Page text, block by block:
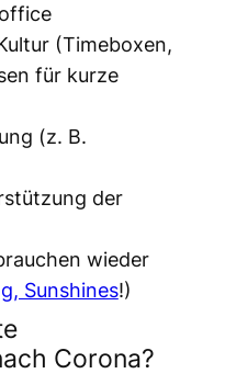
(Timeboxen,
für kurze
(z. B.
der
wieder
Sunshines!)
Corona?